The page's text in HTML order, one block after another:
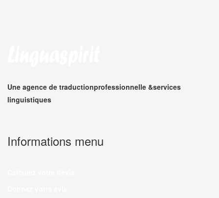
Une agence de traductionprofessionnelle &services
linguistiques
Informations menu